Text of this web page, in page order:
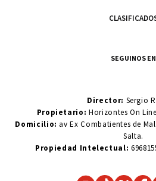
SEGUINOS EN
Director: Sergio
Propietario:Horizontes On
Domicilio: av Ex Combatientes de
Salta.
Propiedad Intelectual: